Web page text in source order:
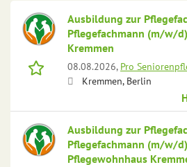
Ausbildung zur
Pflegefachmann (m/w/
Kremmen
08.08.2026, Pro
Kremmen, Berlin
Ausbildung zur
Pflegefachmann (m/w/
Pflegewohnhaus